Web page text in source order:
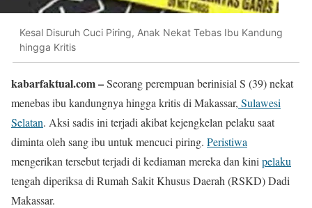
Kesal Disuruh Cuci Piring, Anak Nekat Tebas Ibu Kandung
hingga Kritis
kabarfaktual.com –Seorang perempuan berinisial S (39) nekat
menebas ibu kandungnya hingga kritis di Makassar, Sulawesi
Selatan. Aksi sadis ini terjadi akibat kejengkelan pelaku saat
diminta oleh sang ibu untuk mencuci piring. Peristiwa
mengerikan tersebut terjadi di kediaman mereka dan kini pelaku
tengah diperiksa di Rumah Sakit Khusus Daerah (RSKD) Dadi
Makassar.